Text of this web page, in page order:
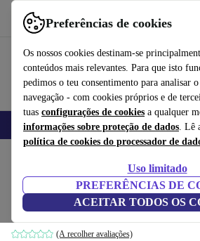
Preferências de cookies
Os nossos cookies destinam-se
conteúdos mais relevantes. Para que isto
pedimos o teu consentimento para analisar
navegação - com cookies próprios e de
tuas configurações de cookies a qualquer
informações sobre proteção de dados. Lê
política de cookies do processador de
Uso limitado
PREFERÊNCIAS DE
ACEITAR TODOS OS
Use o refurbed de forma rápida e fácil
Telemóveis Computadores Portáteis Tablets
Dell Inspiron 15 3593 | i7-
12 GB | 256 GB SSD | WXGA | Win 11
(A recolher avaliações)